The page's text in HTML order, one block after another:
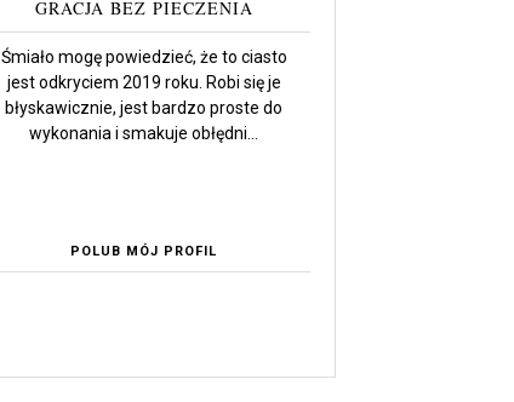
GRACJA BEZ PIECZENIA
Śmiało mogę powiedzieć, że to ciasto
jest odkryciem 2019 roku. Robi się je
błyskawicznie, jest bardzo proste do
wykonania i smakuje obłędni...
POLUB MÓJ PROFIL